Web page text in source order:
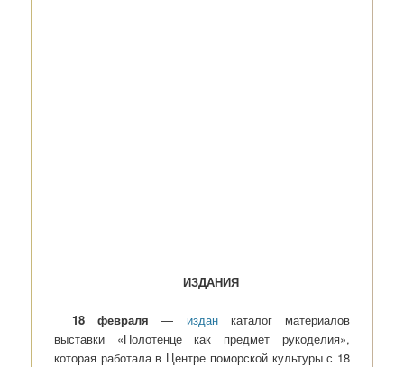
ИЗДАНИЯ
18 февраля — изданкаталог материалов
выставки «Полотенце как предмет рукоделия»,
которая работала в Центре поморской культуры с 18